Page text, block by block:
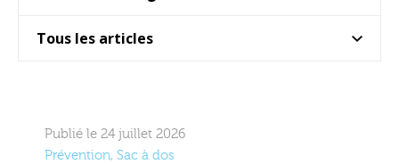
Publié le 24 juillet 2026
Prévention, Sac à dos